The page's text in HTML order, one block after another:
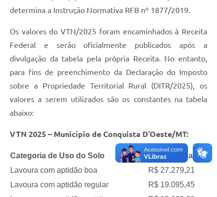
determina a Instrução Normativa RFB nº 1877/2019.
Os valores do VTN/2025 foram encaminhados à Receita
Federal e serão oficialmente publicados após a
divulgação da tabela pela própria Receita. No entanto,
para fins de preenchimento da Declaração do Imposto
sobre a Propriedade Territorial Rural (DITR/2025), os
valores a serem utilizados são os constantes na tabela
abaixo:
VTN 2025 – Município de Conquista D’Oeste/MT:
Categoria de Uso do Solo
Valor (R$/ha)
Lavoura com aptidão boa
R$ 27.279,21
Lavoura com aptidão regular
R$ 19.095,45